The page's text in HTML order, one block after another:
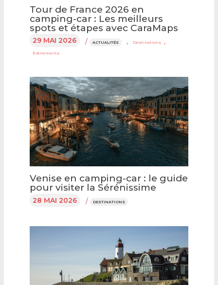
Tour de France 2026 en
camping-car : Les meilleurs
spots et étapes avec CaraMaps
29 MAI 2026 / ACTUALITÉS , Destinations ,
Évènements
Venise en camping-car : le guide
pour visiter la Sérénissime
28 MAI 2026 / DESTINATIONS